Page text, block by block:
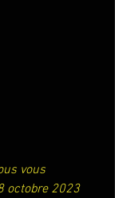
vous
octobre 2023